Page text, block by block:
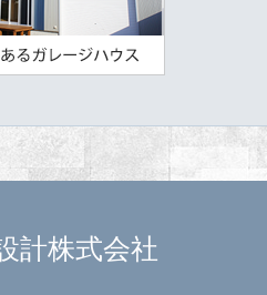
計株式会社